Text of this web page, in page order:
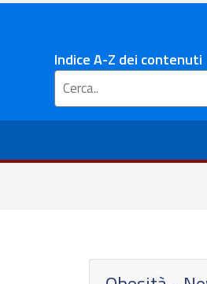
Indice A-Z dei contenuti